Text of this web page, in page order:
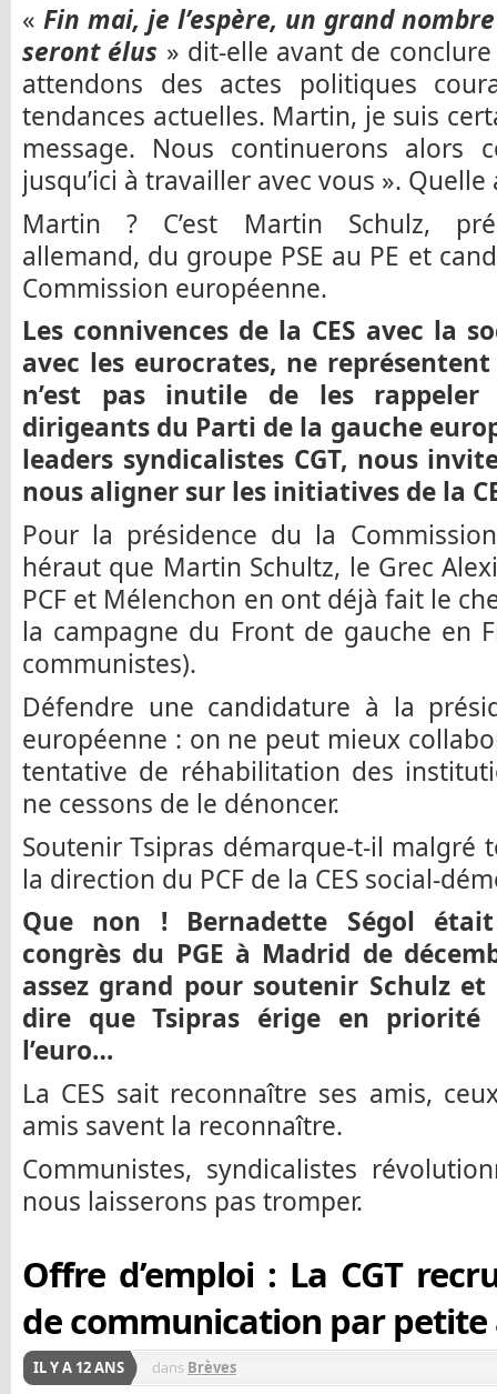
« Fin mai, je l’espère, un grand
seront élus » dit-elle avant de
attendons des actes politiques
tendances actuelles. Martin, je suis
message. Nous continuerons alors
jusqu’ici à travailler avec vous ». Quelle
Martin ? C’est Martin Schulz,
allemand, du groupe PSE au PE et
Commission européenne.
Les connivences de la CES avec la
avec les eurocrates, ne
n’est pas inutile de les
dirigeants du Parti de la gauche
leaders syndicalistes CGT, nous
nous aligner sur les initiatives de la
Pour la présidence du la
héraut que Martin Schultz, le Grec
PCF et Mélenchon en ont déjà fait le
la campagne du Front de gauche en
communistes).
Défendre une candidature à la
européenne : on ne peut mieux
tentative de réhabilitation des
ne cessons de le dénoncer.
Soutenir Tsipras démarque-t-il malgré
la direction du PCF de la CES social-
Que non ! Bernadette Ségol
congrès du PGE à Madrid de
assez grand pour soutenir Schulz
dire que Tsipras érige en priorité
l’euro…
La CES sait reconnaître ses amis,
amis savent la reconnaître.
Communistes, syndicalistes
nous laisserons pas tromper.
Offre d’emploi : La CGT
de communication par petite
IL Y A 12 ANS dans Brèves